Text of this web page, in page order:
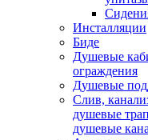
Инсталляции
Биде
Душевые
ограждения
Душевые
Слив,
душевые
душевые